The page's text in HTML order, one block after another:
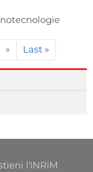
» Pagina successiva
Last »
2
l'INRiM